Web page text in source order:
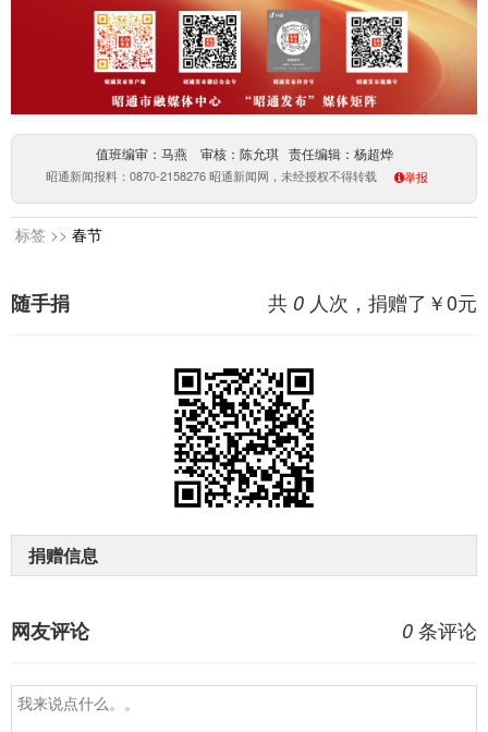
值班编审：马燕 审核：陈允琪 责任编辑：杨超烨
昭通新闻报料：0870-2158276 昭通新闻网，未经授权不得转载 举报
标签 >> 春节
共 0 人次，捐赠了￥0元
随手捐
捐赠信息
0 条评论
网友评论